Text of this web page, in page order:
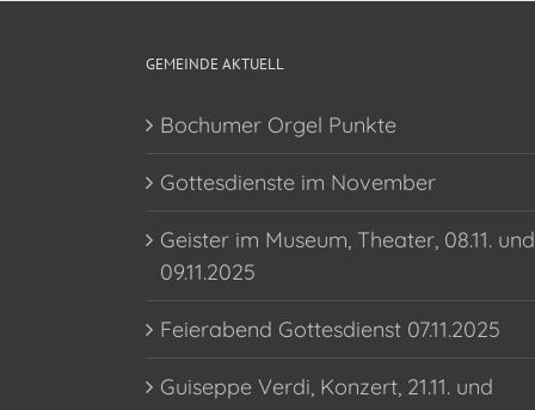
GEMEINDE AKTUELL
Bochumer Orgel Punkte
Gottesdienste im November
Geister im Museum, Theater, 08.11. und
09.11.2025
Feierabend Gottesdienst 07.11.2025
Guiseppe Verdi, Konzert, 21.11. und